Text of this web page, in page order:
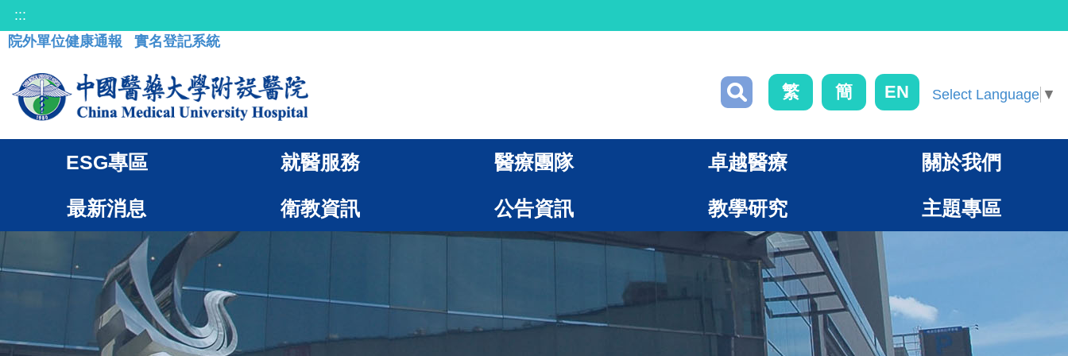
:::
院外單位健康通報
實名登記系統
繁 簡 EN Select Language ▼
ESG專區 就醫服務 醫療團隊 卓越醫療 關於我們
最新消息 衛教資訊 公告資訊 教學研究 主題專區